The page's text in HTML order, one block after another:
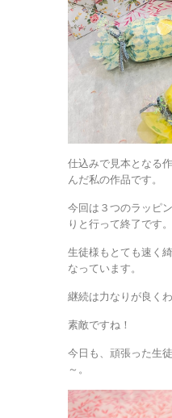
仕込みで見本となる
んだ私の作品です。
今回は３つのラッピ
りと行って終了です。
生徒様もとても速く
なっています。
継続は力なりが良くわ
素敵ですね！
今日も、頑張った生
～。